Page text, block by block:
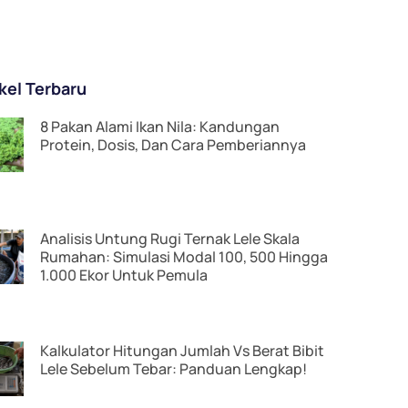
Terbaru
8 Pakan Alami Ikan Nila: Kandungan
Protein, Dosis, Dan Cara Pemberiannya
Analisis Untung Rugi Ternak Lele Skala
Rumahan: Simulasi Modal 100, 500 Hingga
1.000 Ekor Untuk Pemula
Kalkulator Hitungan Jumlah Vs Berat Bibit
Lele Sebelum Tebar: Panduan Lengkap!